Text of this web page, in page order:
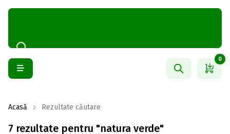
0
Acasă Rezultate căutare
7 rezultate pentru "natura verde"